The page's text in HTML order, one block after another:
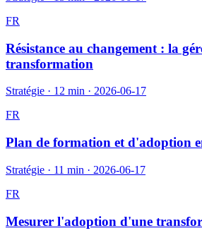
FR
Résistance au changement : la
transformation
Stratégie · 12 min · 2026-06-17
FR
Plan de formation et d'adoption
Stratégie · 11 min · 2026-06-17
FR
Mesurer l'adoption d'une